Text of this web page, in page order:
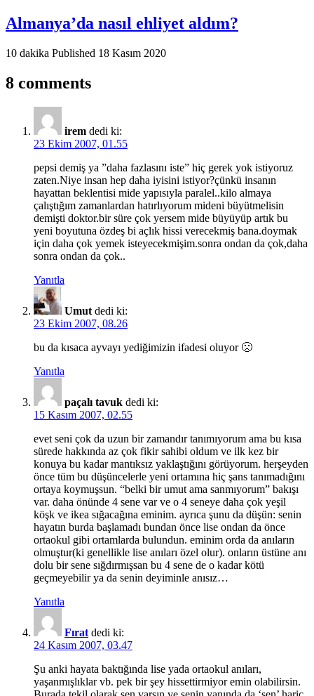
Almanya’da nasıl ehliyet aldım?
10 dakika Published 18 Kasım 2020
8 comments
irem dedi ki:
23 Ekim 2007, 01.55
pepsi demiş ya ”daha fazlasını iste” hiç gerek yok istiyoruz
zaten.Niye insan hep daha iyisini istiyor?çünkü insanın
hayattan beklentisi mide yapısıyla paralel..kilo almaya
çalıştığım zamanlardan hatırlıyorum mideni büyütmelisin
demişti doktor.bir süre çok yersem mide büyüyüp artık bu
yeni boyutuna özdeş bi açlık hissi verecekmiş bana.doymak
için daha çok yemek isteyecekmişim.sonra ondan da çok,daha
sonra ondan da çok..
Yanıtla
Umut dedi ki:
23 Ekim 2007, 08.26
bu da kısaca ayvayı yediğimizin ifadesi oluyor 🙁
Yanıtla
paçalı tavuk dedi ki:
15 Kasım 2007, 02.55
evet seni çok da uzun bir zamandır tanımıyorum ama bu kısa
sürede hakkında az çok fikir sahibi oldum ve ilk kez bir
konuya bu kadar mantıksız yaklaştığını görüyorum. herşeyden
önce tüm bu düşüncelerle yeni ortamına hiç şans tanımadığını
ortaya koymuşsun. “belki bir umut ama sanmıyorum” bakışı
var. daha önünde 4 sene var ve o 4 seneye daha çok yeşil
köşk ve ikea sığacağına eminim. ayrıca şunu da düşün: senin
hayatın burda başlamadı bundan önce lise ondan da önce
ortaokul gibi ortamlarda bulundun. eminim orda da anıların
olmuştur(ki genellikle lise anıları özel olur). onların üstüne anı
dolu bir sene sığdırmışsan bu 4 sene de o kadar kötü
geçmeyebilir ya da senin deyiminle anısız…
Yanıtla
Fırat dedi ki:
24 Kasım 2007, 03.47
Şu anki hayata baktığında lise yada ortaokul anıları,
yaşanmışlıklar vb. pek bir şey hissettirmiyor emin olabilirsin.